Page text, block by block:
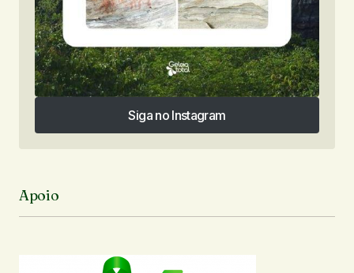
Siga no Instagram
Siga no Instagram
Apoio